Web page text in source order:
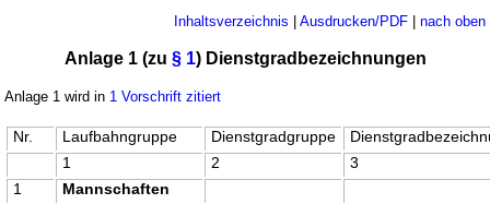
Inhaltsverzeichnis | Ausdrucken/PDF| nach oben
Anlage 1 (zu § 1) Dienstgradbezeichnungen
Anlage 1 wird in 1 Vorschrift zitiert
Nr. Laufbahngruppe Dienstgradgruppe
1
2
3
1
Mannschaften